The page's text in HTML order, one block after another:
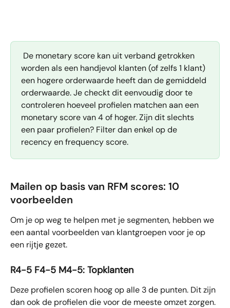
worden als een handjevol klanten (of zelfs 1 klant)
een hogere orderwaarde heeft dan de gemiddeld
orderwaarde. Je checkt dit eenvoudig door te
controleren hoeveel profielen matchen aan een
monetary score van 4 of hoger. Zijn dit slechts
een paar profielen? Filter dan enkel op de
recency en frequency score.
Mailen op basis van RFM scores: 10
voorbeelden
Om je op weg te helpen met je segmenten, hebben we
een aantal voorbeelden van klantgroepen voor je op
een rijtje gezet.
R4-5 F4-5 M4-5: Topklanten
Deze profielen scoren hoog op alle 3 de punten. Dit zijn
dan ook de profielen die voor de meeste omzet zorgen.